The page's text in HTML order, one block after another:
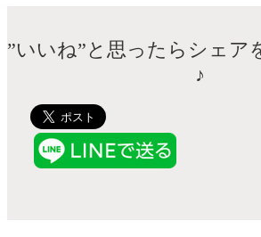
”いいね”と思ったらシェア
♪